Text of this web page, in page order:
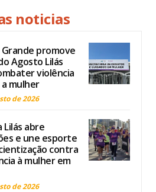
noticias
Grande promove
Agosto Lilás
violência
mulher
de 2026
Lilás abre
e une esporte
contra
à mulher em
de 2026